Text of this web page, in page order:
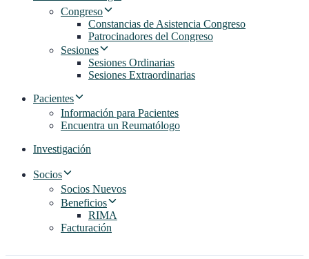
Congreso
Constancias de Asistencia Congreso
Patrocinadores del Congreso
Sesiones
Sesiones Ordinarias
Sesiones Extraordinarias
Pacientes
Información para Pacientes
Encuentra un Reumatólogo
Investigación
Socios
Socios Nuevos
Beneficios
RIMA
Facturación